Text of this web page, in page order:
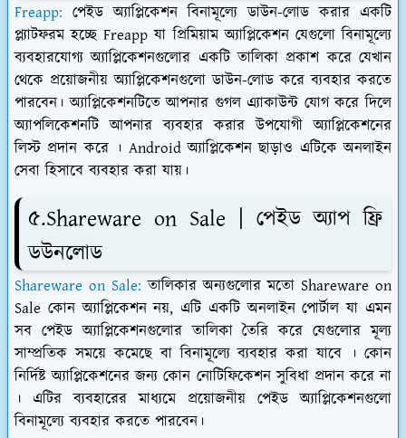
Freapp: পেইড অ্যাপ্লিকেশন বিনামূল্যে ডাউন-লোড করার একটি
প্ল্যাটফরম হচ্ছে Freapp যা প্রিমিয়াম অ্যাপ্লিকেশন যেগুলো বিনামূল্যে
ব্যবহারযোগ্য অ্যাপ্লিকেশনগুলোর একটি তালিকা প্রকাশ করে যেখান
থেকে প্রয়োজনীয় অ্যাপ্লিকেশনগুলো ডাউন-লোড করে ব্যবহার করতে
পারবেন। অ্যাপ্লিকেশনটিতে আপনার গুগল এ্যাকাউন্ট যোগ করে দিলে
অ্যাপলিকেশনটি আপনার ব্যবহার করার উপযোগী অ্যাপ্লিকেশনের
লিস্ট প্রদান করে । Android অ্যাপ্লিকেশন ছাড়াও এটিকে অনলাইন
সেবা হিসাবে ব্যবহার করা যায়।
৫.Shareware on Sale | পেইড অ্যাপ ফ্রি
ডউনলোড
Shareware on Sale: তালিকার অন্যগুলোর মতো Shareware on
Sale কোন অ্যাপ্লিকেশন নয়, এটি একটি অনলাইন পোর্টাল যা এমন
সব পেইড অ্যাপ্লিকেশনগুলোর তালিকা তৈরি করে যেগুলোর মূল্য
সাম্প্রতিক সময়ে কমেছে বা বিনামূল্যে ব্যবহার করা যাবে । কোন
নির্দিষ্ট অ্যাপ্লিকেশনের জন্য কোন নোটিফিকেশন সুবিধা প্রদান করে না
। এটির ব্যবহারের মাধ্যমে প্রয়োজনীয় পেইড অ্যাপ্লিকেশনগুলো
বিনামূল্যে ব্যবহার করতে পারবেন।